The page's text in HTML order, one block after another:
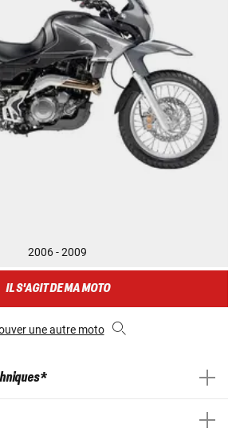
2006 - 2009
IL S'AGIT DE MA MOTO
une autre moto
*